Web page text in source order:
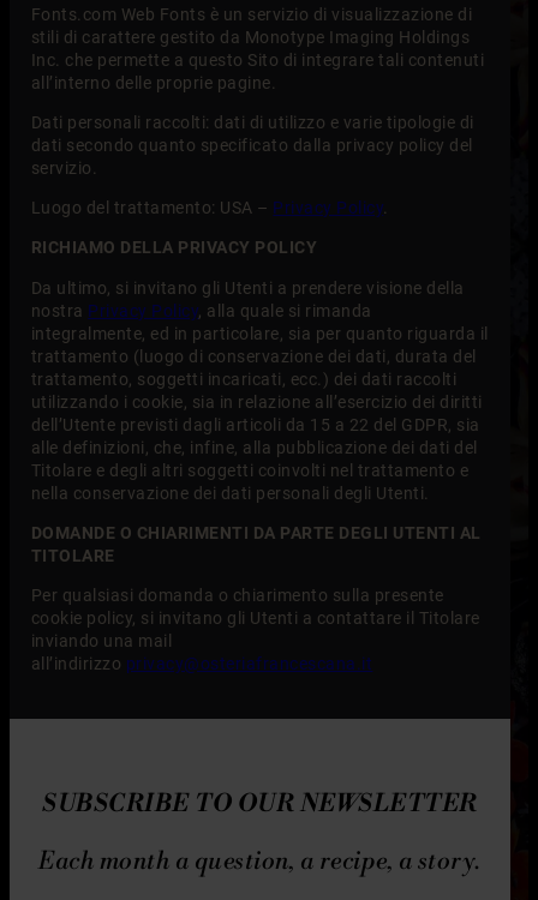
Fonts.com Web Fonts è un servizio di visualizzazione di
stili di carattere gestito da Monotype Imaging Holdings
Inc. che permette a questo Sito di integrare tali contenuti
all’interno delle proprie pagine.
Dati personali raccolti: dati di utilizzo e varie tipologie di
dati secondo quanto specificato dalla privacy policy del
servizio.
Luogo del trattamento: USA – Privacy Policy
RICHIAMO DELLA PRIVACY POLICY
Da ultimo, si invitano gli Utenti a prendere visione della
nostra Privacy Policy , alla quale si rimanda
integralmente, ed in particolare, sia per quanto riguarda il
trattamento (luogo di conservazione dei dati, durata del
trattamento, soggetti incaricati, ecc.) dei dati raccolti
utilizzando i cookie, sia in relazione all’esercizio dei diritti
dell’Utente previsti dagli articoli da 15 a 22 del GDPR, sia
alle definizioni, che, infine, alla pubblicazione dei dati del
Titolare e degli altri soggetti coinvolti nel trattamento e
nella conservazione dei dati personali degli Utenti.
DOMANDE O CHIARIMENTI DA PARTE DEGLI UTENTI AL
TITOLARE
Per qualsiasi domanda o chiarimento sulla presente
cookie policy, si invitano gli Utenti a contattare il Titolare
inviando una mail
all’indirizzo privacy@osteriafrancescana.it
SUBSCRIBE TO OUR NEWSLETTER
Each month a question, a recipe, a story.